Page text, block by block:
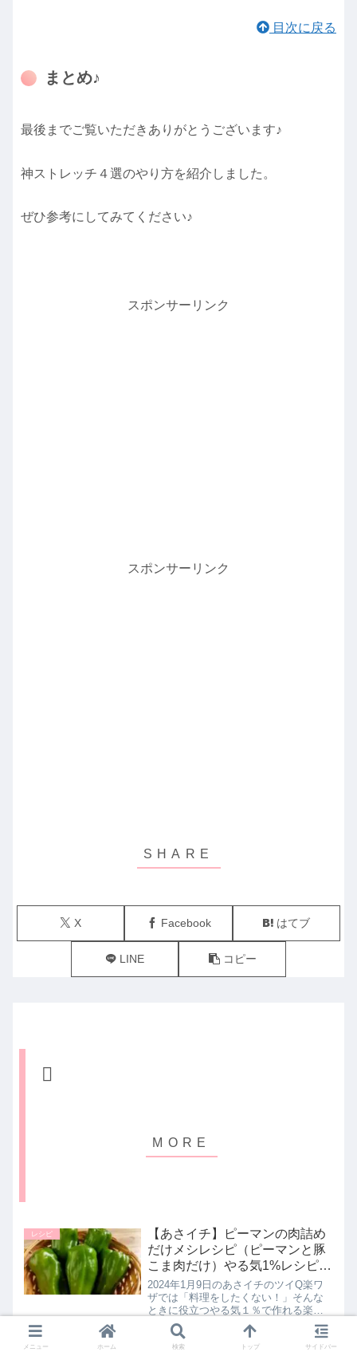
目次に戻る
まとめ♪
最後までご覧いただきありがとうございます♪
神ストレッチ４選のやり方を紹介しました。
ぜひ参考にしてみてください♪
スポンサーリンク
スポンサーリンク
X Facebook はてブ
LINE コピー
レシピ
【あさイチ】ピーマンの肉詰め
だけメシレシピ（ピーマンと豚
こま肉だけ）やる気1%レシピ｜
1月9日
2024年1月9日のあさイチのツイQ楽ワ
ザでは「料理をしたくない！」そんな
ときに役立つやる気１％で作れる楽ち
んレシピとしてだけメシ料理研究家の
ちはるさんが【ピーマンと豚こまだけ
ピーマンの肉詰め】の作り方を教えて
【あさイチ】わかめともやしの
メニュー ホーム 検索 トップ サイドバー